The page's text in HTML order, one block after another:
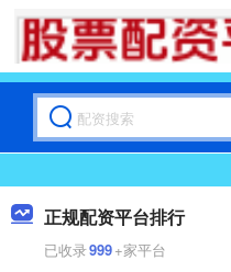
正规配资平台排行
已收录999+家平台